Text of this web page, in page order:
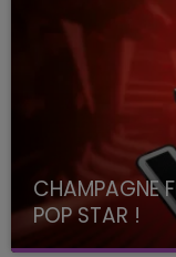
CHAMPAGNE
POP STAR !
Toute la